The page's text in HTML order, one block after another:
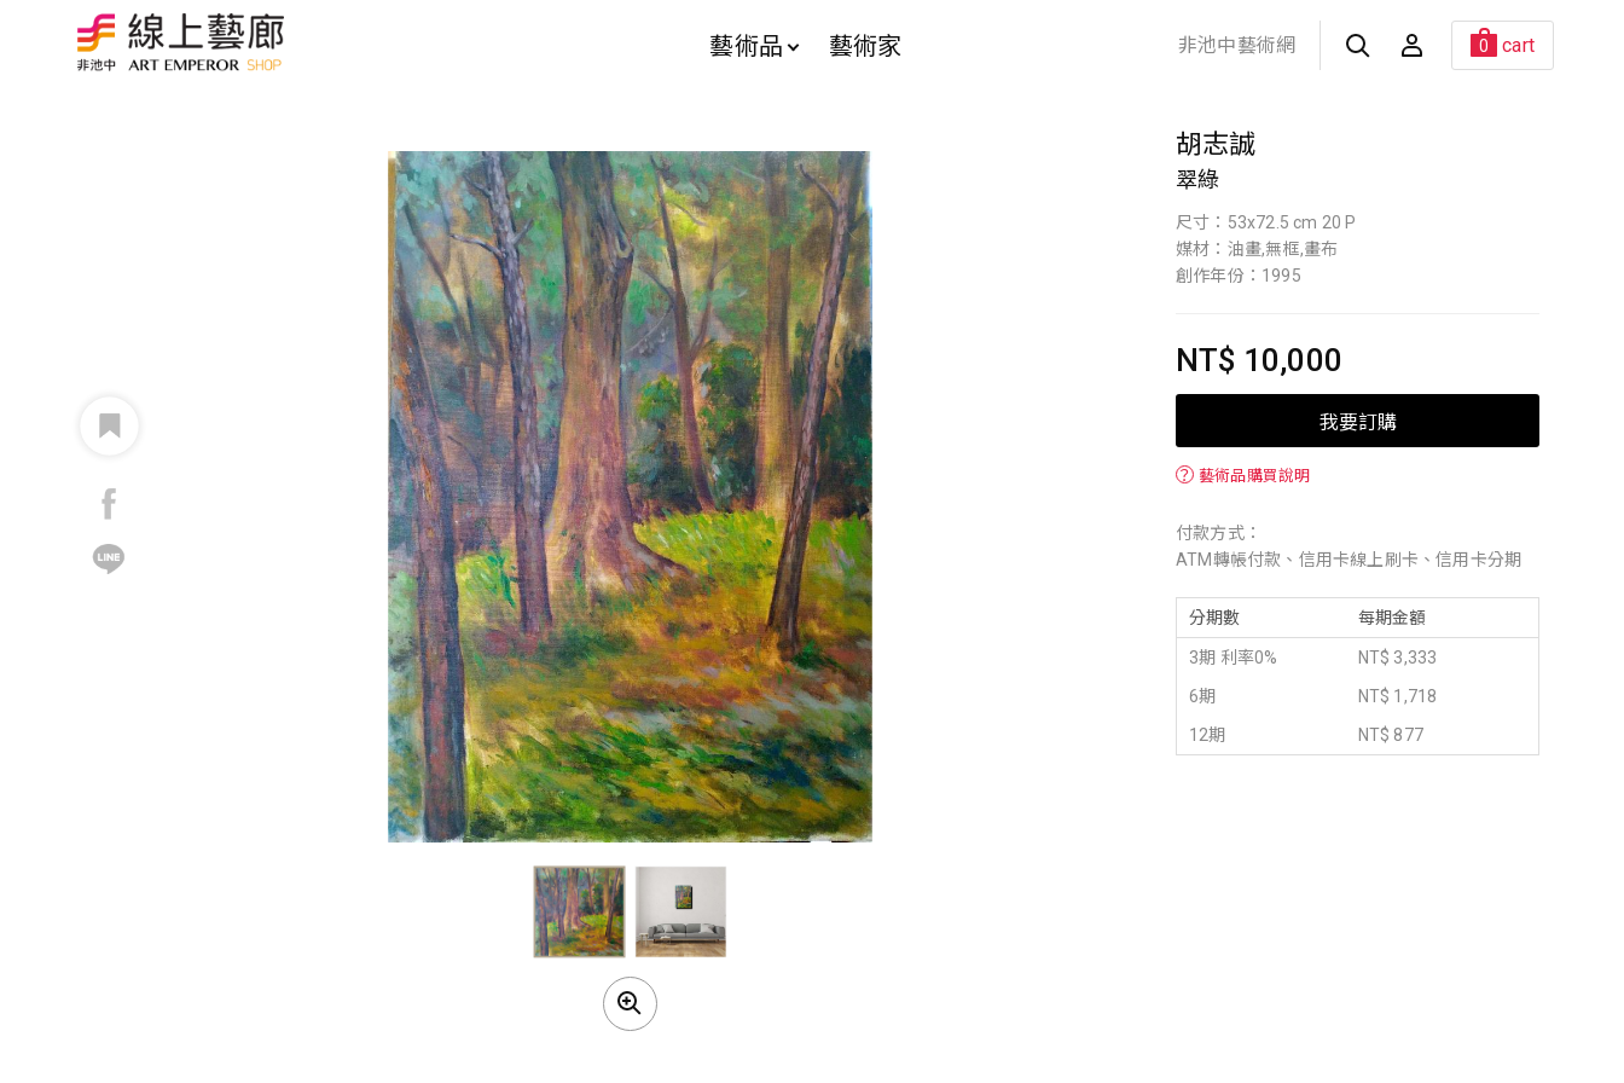
藝術品 藝術家 非池中藝術網 0 cart
胡志誠
翠綠
尺寸：53x72.5 cm 20 P
媒材：油畫,無框,畫布
創作年份：1995
NT$ 10,000
我要訂購
？ 藝術品購買說明
付款方式：
ATM轉帳付款、信用卡線上刷卡、信用卡分期
分期數 每期金額
3期 利率0%
NT$ 3,333
6期
NT$ 1,718
12期
NT$ 877